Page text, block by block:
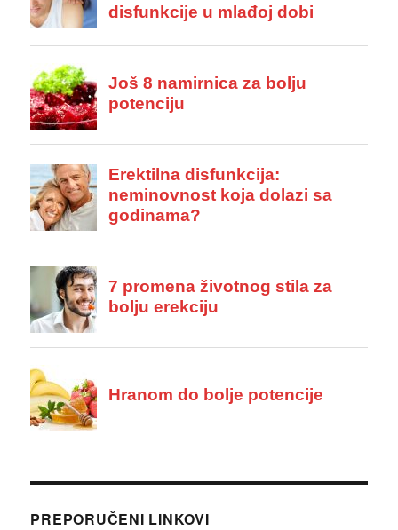
PREPORUČENI LINKOVI